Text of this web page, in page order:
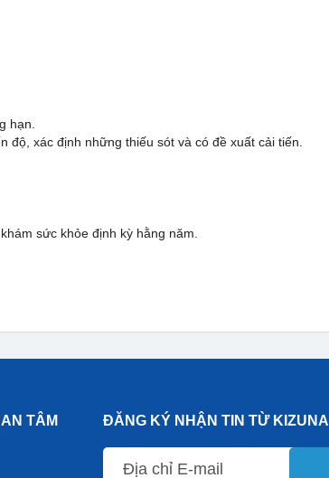
hạn.
xác định những thiếu sót và có đề xuất cải tiến.
sức khỏe định kỳ hằng năm.
TÂM ĐĂNG KÝ NHẬN TIN TỪ KIZUNA